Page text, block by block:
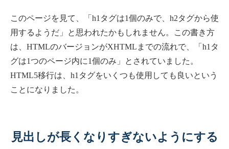
このページを見て、「h1タグは1個のみで、h2タグから使
用するようだ」と思われたかもしれません。この書き方
は、HTMLのバージョンがXHTMLまでの流れで、「h1タ
グは1つのページ内に1個のみ」とされていました。
HTML5移行は、h1タグをいくつも使用しても良いという
ことになりました。
見出しが長くなりすぎないようにする